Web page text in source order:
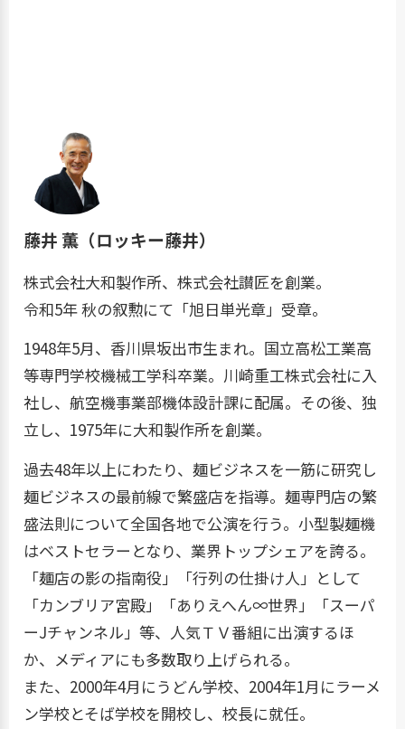
藤井 薫（ロッキー藤井）
株式会社大和製作所、株式会社讃匠を創業。
令和5年 秋の叙勲にて「旭日単光章」受章。
1948年5月、香川県坂出市生まれ。国立高松工業高
等専門学校機械工学科卒業。川崎重工株式会社に入
社し、航空機事業部機体設計課に配属。その後、独
立し、1975年に大和製作所を創業。
過去48年以上にわたり、麺ビジネスを一筋に研究し
麺ビジネスの最前線で繁盛店を指導。麺専門店の繁
盛法則について全国各地で公演を行う。小型製麺機
はベストセラーとなり、業界トップシェアを誇る。
「麺店の影の指南役」「行列の仕掛け人」として
「カンブリア宮殿」「ありえへん∞世界」「スーパ
ーJチャンネル」等、人気ＴＶ番組に出演するほ
か、メディアにも多数取り上げられる。
また、2000年4月にうどん学校、2004年1月にラーメ
ン学校とそば学校を開校し、校長に就任。